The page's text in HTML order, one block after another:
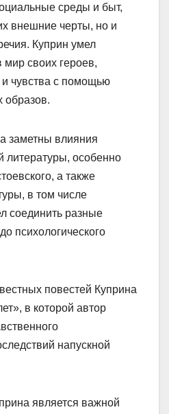
среды и быт,
внешние черты, но и
Куприн умел
мир своих героев,
чувства с помощью
образов.
заметны влияния
литературы, особенно
а также
в том числе
соединить разные
психологического
повестей Куприна
в которой автор
напускной
является важной